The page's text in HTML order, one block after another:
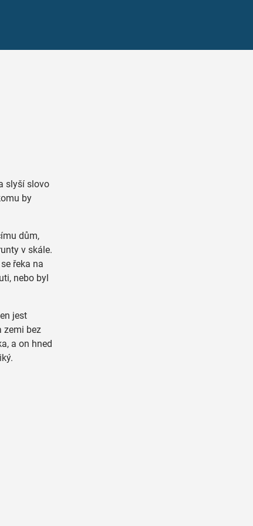
slyší slovo
by
dům,
v skále.
řeka na
nebo byl
jest
zemi bez
a on hned